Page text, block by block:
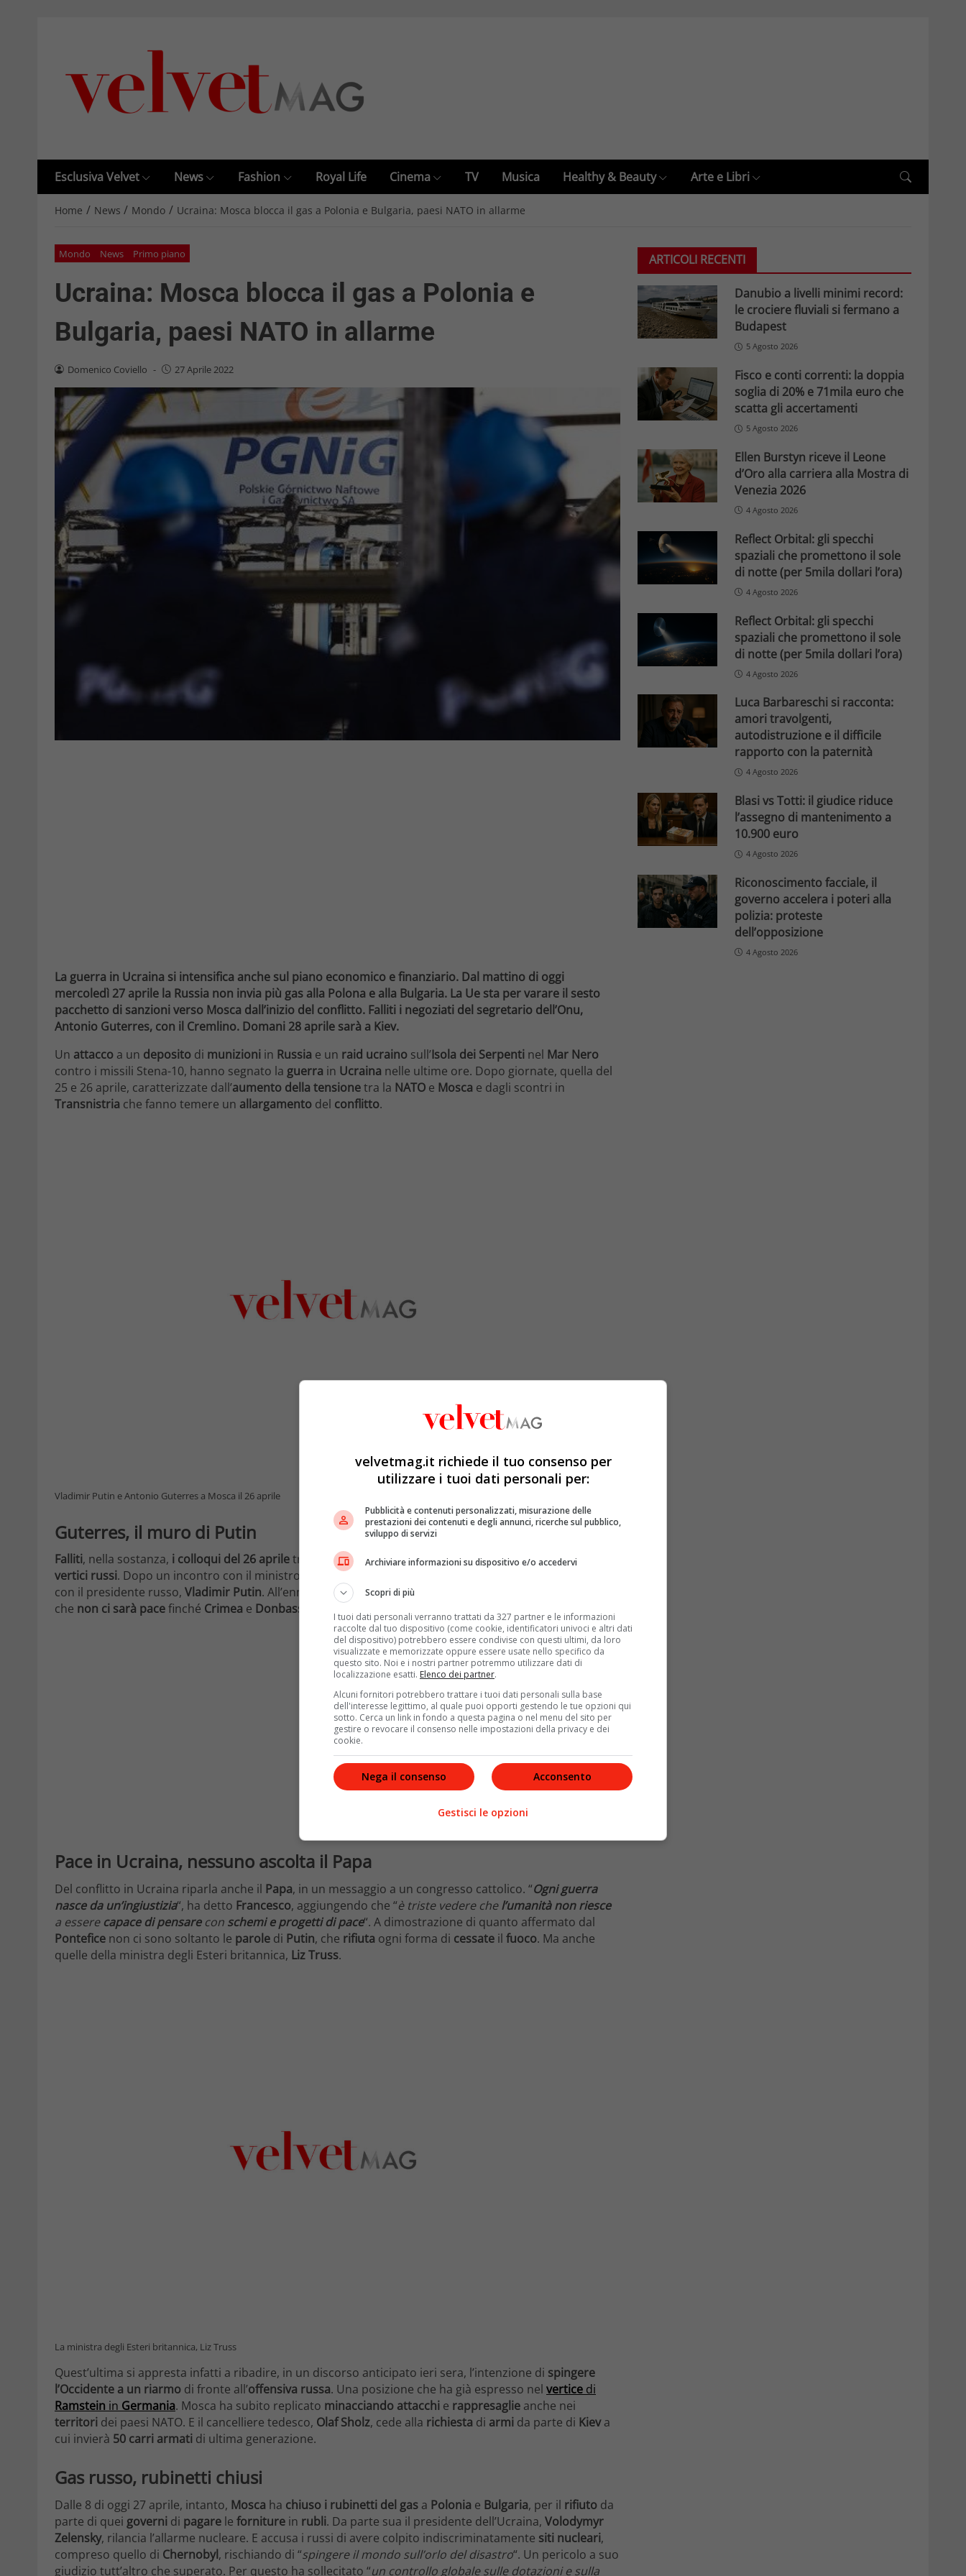
Esclusiva Velvet News Fashion Royal Life Cinema TV Musica Healthy & Beauty Arte e Libri
Home / News / Mondo / Ucraina: Mosca blocca il gas a Polonia e Bulgaria, paesi NATO in allarme
Mondo News Primo piano
Ucraina: Mosca blocca il gas a Polonia e
Bulgaria, paesi NATO in allarme
Domenico Coviello - 27 Aprile 2022
La guerra in Ucraina si intensifica anche sul piano economico e finanziario. Dal mattino di oggi
mercoledì 27 aprile la Russia non invia più gas alla Polona e alla Bulgaria. La Ue sta per varare il sesto
pacchetto di sanzioni verso Mosca dall’inizio del conflitto. Falliti i negoziati del segretario dell’Onu,
Antonio Guterres, con il Cremlino. Domani 28 aprile sarà a Kiev.
Un attacco a un deposito di munizioni in Russia e un raid ucraino sull’Isola dei Serpenti nel Mar Nero
contro i missili Stena-10, hanno segnato la guerra in Ucraina nelle ultime ore. Dopo giornate, quella del
25 e 26 aprile, caratterizzate dall’aumento della tensionetra la NATO e Mosca e dagli scontri in
Transnistria che fanno temere un allargamento del conflitto.
Vladimir Putin e Antonio Guterres a Mosca il 26 aprile
Guterres, il muro di Putin
Falliti, nella sostanza, i colloqui del 26 apriletra il segretario generaledell’ONU,Antonio Guterres
vertici russi. Dopo un incontro con il ministro degli Esteri,
con il presidente russo, Vladimir Putin. All’ennesima richiesta di un cessate il fuoco
che non ci sarà pacefinché Crimea e Donbass
Pace in Ucraina, nessuno ascolta il Papa
Del conflitto in Ucraina riparla anche il Papa, in un messaggio a un congresso cattolico. “Ogni guerra
nasce da un’ingiustizia“, ha detto Francesco, aggiungendo che “è triste vedere chel’umanità non riesce
a essere capace di pensarecon schemi e progetti di pace“. A dimostrazione di quanto affermato dal
Pontefice non ci sono soltanto le parole di Putin, che rifiuta ogni forma di cessate il fuoco. Ma anche
quelle della ministra degli Esteri britannica, Liz Truss.
La ministra degli Esteri britannica, Liz Truss
Quest’ultima si appresta infatti a ribadire, in un discorso anticipato ieri sera, l’intenzione di spingere
l’Occidente a un riarmo di fronte all’offensiva russa. Una posizione che ha già espresso nel vertice di
Ramstein in Germania. Mosca ha subito replicato minacciando attacchi e rappresaglie anche nei
territori dei paesi NATO. E il cancelliere tedesco, Olaf Sholz, cede alla richiesta di armi da parte di Kieva
cui invierà 50 carri armati di ultima generazione.
Gas russo, rubinetti chiusi
Dalle 8 di oggi 27 aprile, intanto, Mosca ha chiuso i rubinetti del gas a Polonia e Bulgaria, per il rifiuto da
parte di quei governi di pagare le forniture in rubli. Da parte sua il presidente dell’Ucraina, Volodymyr
Zelensky, rilancia l’allarme nucleare. E accusa i russi di avere colpito indiscriminatamente siti nucleari,
compreso quello di Chernobyl, rischiando di “spingere il mondo sull’orlo del disastro“. Un pericolo a suo
giudizio tutt’altro che superato. Per questo ha sollecitato “un controllo globale sulle dotazioni e sulla
ARTICOLI RECENTI
Danubio a livelli minimi record:
le crociere fluviali si fermano a
Budapest
5 Agosto 2026
Fisco e conti correnti: la doppia
soglia di 20% e 71mila euro che
scatta gli accertamenti
5 Agosto 2026
Ellen Burstyn riceve il Leone
d’Oro alla carriera alla Mostra di
Venezia 2026
4 Agosto 2026
Reflect Orbital: gli specchi
spaziali che promettono il sole
di notte (per 5mila dollari l’ora)
4 Agosto 2026
Reflect Orbital: gli specchi
spaziali che promettono il sole
di notte (per 5mila dollari l’ora)
4 Agosto 2026
Luca Barbareschi si racconta:
amori travolgenti,
autodistruzione e il difficile
rapporto con la paternità
4 Agosto 2026
Blasi vs Totti: il giudice riduce
l’assegno di mantenimento a
10.900 euro
4 Agosto 2026
Riconoscimento facciale, il
governo accelera i poteri alla
polizia: proteste
dell’opposizione
4 Agosto 2026
velvetmag.it richiede il tuo consenso per
utilizzare i tuoi dati personali per:
Pubblicità e contenuti personalizzati, misurazione delle
prestazioni dei contenuti e degli annunci, ricerche sul pubblico,
sviluppo di servizi
Archiviare informazioni su dispositivo e/o accedervi
Scopri di più
I tuoi dati personali verranno trattati da 327 partner e le informazioni
raccolte dal tuo dispositivo (come cookie, identificatori univoci e altri dati
del dispositivo) potrebbero essere condivise con questi ultimi, da loro
visualizzate e memorizzate oppure essere usate nello specifico da
questo sito. Noi e i nostri partner potremmo utilizzare dati di
localizzazione esatti. Elenco dei partner.
Alcuni fornitori potrebbero trattare i tuoi dati personali sulla base
dell'interesse legittimo, al quale puoi opporti gestendo le tue opzioni qui
sotto. Cerca un link in fondo a questa pagina o nel menu del sito per
gestire o revocare il consenso nelle impostazioni della privacy e dei
cookie.
Acconsento
Nega il consenso
Gestisci le opzioni